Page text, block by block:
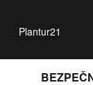
Plantur21